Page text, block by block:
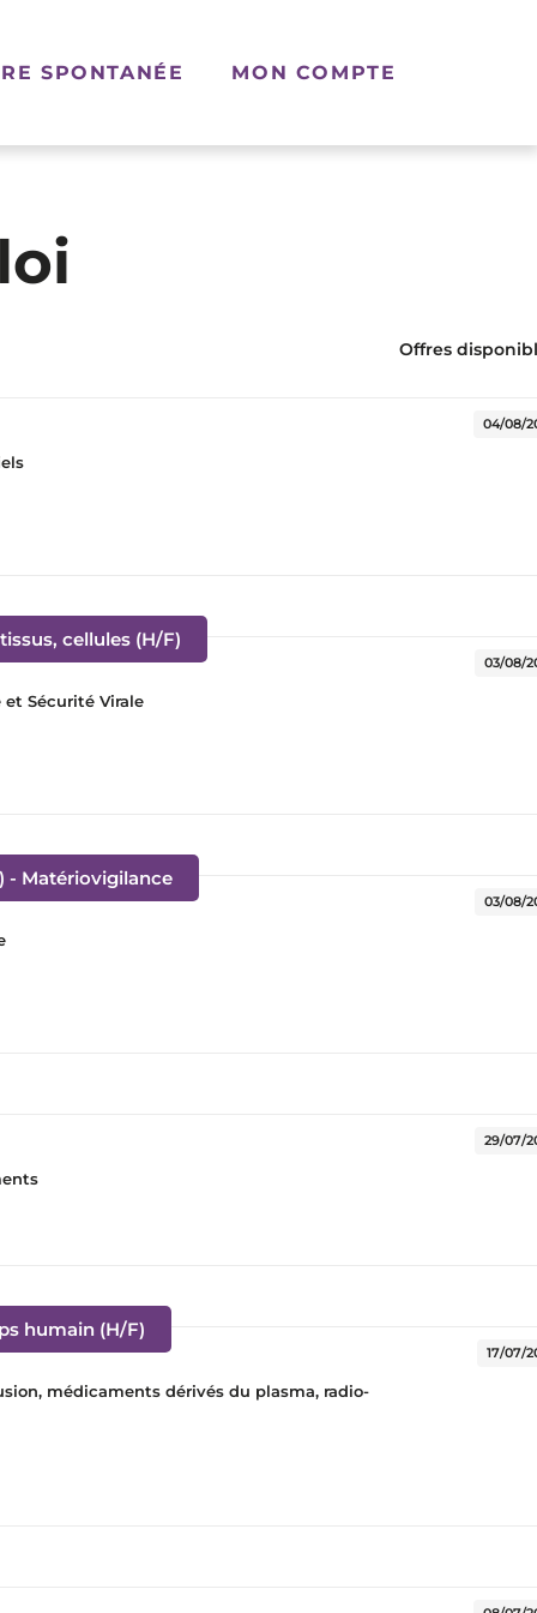
SPONTANÉE MON COMPTE
Offres
04/08/
cellules (H/F)
Sécurité Virale
03/08/
- Matériovigilance(Nouvelle fenêtre)
03/08/
29/07/
humain (H/F)
médicaments dérivés du plasma, radio-
17/07/